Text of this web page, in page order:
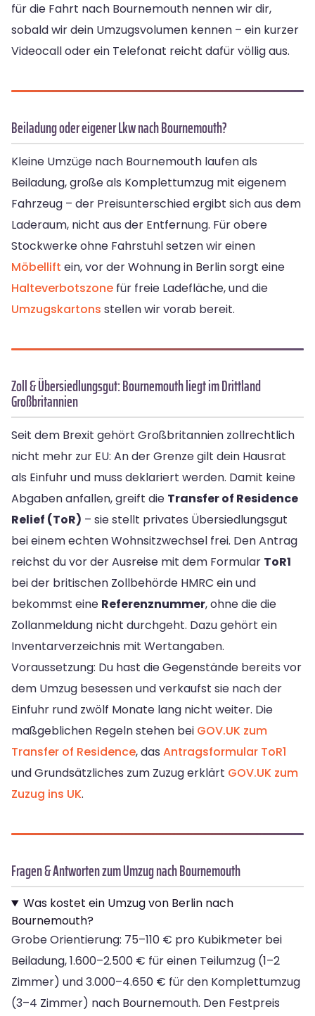
für die Fahrt nach Bournemouth nennen wir dir,
sobald wir dein Umzugsvolumen kennen – ein kurzer
Videocall oder ein Telefonat reicht dafür völlig aus.
Beiladung oder eigener Lkw nach Bournemouth?
Kleine Umzüge nach Bournemouth laufen als
Beiladung, große als Komplettumzug mit eigenem
Fahrzeug – der Preisunterschied ergibt sich aus dem
Laderaum, nicht aus der Entfernung. Für obere
Stockwerke ohne Fahrstuhl setzen wir einen
Möbellift ein, vor der Wohnung in Berlin sorgt eine
Halteverbotszone für freie Ladefläche, und die
Umzugskartons stellen wir vorab bereit.
Zoll & Übersiedlungsgut: Bournemouth liegt im Drittland
Großbritannien
Seit dem Brexit gehört Großbritannien zollrechtlich
nicht mehr zur EU: An der Grenze gilt dein Hausrat
als Einfuhr und muss deklariert werden. Damit keine
Abgaben anfallen, greift die Transfer of Residence
Relief (ToR) – sie stellt privates Übersiedlungsgut
bei einem echten Wohnsitzwechsel frei. Den Antrag
reichst du vor der Ausreise mit dem Formular ToR1
bei der britischen Zollbehörde HMRC ein und
bekommst eine Referenznummer, ohne die die
Zollanmeldung nicht durchgeht. Dazu gehört ein
Inventarverzeichnis mit Wertangaben.
Voraussetzung: Du hast die Gegenstände bereits vor
dem Umzug besessen und verkaufst sie nach der
Einfuhr rund zwölf Monate lang nicht weiter. Die
maßgeblichen Regeln stehen bei GOV.UK zum
Transfer of Residence, das Antragsformular ToR1
und Grundsätzliches zum Zuzug erklärt GOV.UK zum
Zuzug ins UK.
Fragen & Antworten zum Umzug nach Bournemouth
Was kostet ein Umzug von Berlin nach
Bournemouth?
Grobe Orientierung: 75–110 € pro Kubikmeter bei
Beiladung, 1.600–2.500 € für einen Teilumzug (1–2
Zimmer) und 3.000–4.650 € für den Komplettumzug
(3–4 Zimmer) nach Bournemouth. Den Festpreis